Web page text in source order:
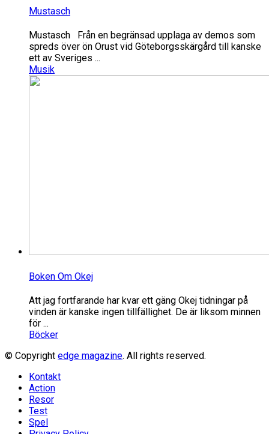
Mustasch
Mustasch Från en begränsad upplaga av demos som
spreds över ön Orust vid Göteborgsskärgård till kanske
ett av Sveriges ...
Musik
Boken Om Okej
Att jag fortfarande har kvar ett gäng Okej tidningar på
vinden är kanske ingen tillfällighet. De är liksom minnen
för ...
Böcker
© Copyright edge magazine. All rights reserved.
Kontakt
Action
Resor
Test
Spel